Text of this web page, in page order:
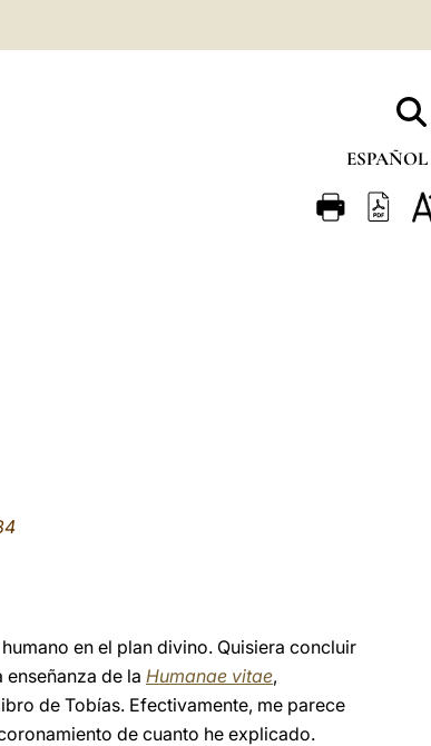
ESPAÑOL
FRANÇAIS
en el plan divino. Quisiera concluir
de la Humanae vitae,
de Tobías. Efectivamente, me parece
de cuanto he explicado.